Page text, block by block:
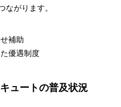
ながります。
補助
優遇制度
ュートの普及状況